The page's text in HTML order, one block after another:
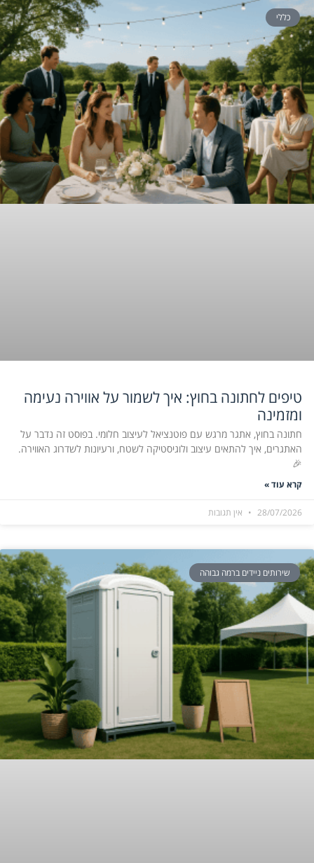
כללי
טיפים לחתונה בחוץ: איך לשמור על אווירה נעימה
ומזמינה
חתונה בחוץ, אתגר מרגש עם פוטנציאל לעיצוב חלומי. בפוסט זה נדבר על
האתגרים, איך להתאים עיצוב ולוגיסטיקה לשטח, ורעיונות לשדרוג האווירה.
🎉
קרא עוד »
28/07/2026 אין תגובות
שירותים ניידים ברמה גבוהה